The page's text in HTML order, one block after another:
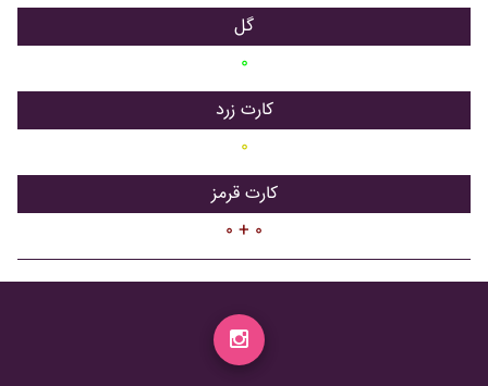
گل
۰
کارت زرد
۰
کارت قرمز
۰ + ۰